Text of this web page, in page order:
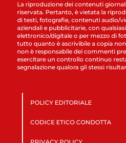
La riproduzione dei contenuti
riservata. Pertanto, è vietata la
di testi, fotografie, contenuti audio/
aziendali e pubblicitarie, con
elettronico/digitale o per mezzo di
tutto quanto è ascrivibile a copia
non è responsabile dei commenti
esercitare un controllo continuo
segnalazione qualora gli stessi
POLICY EDITORIALE
CODICE ETICO CONDOTTA